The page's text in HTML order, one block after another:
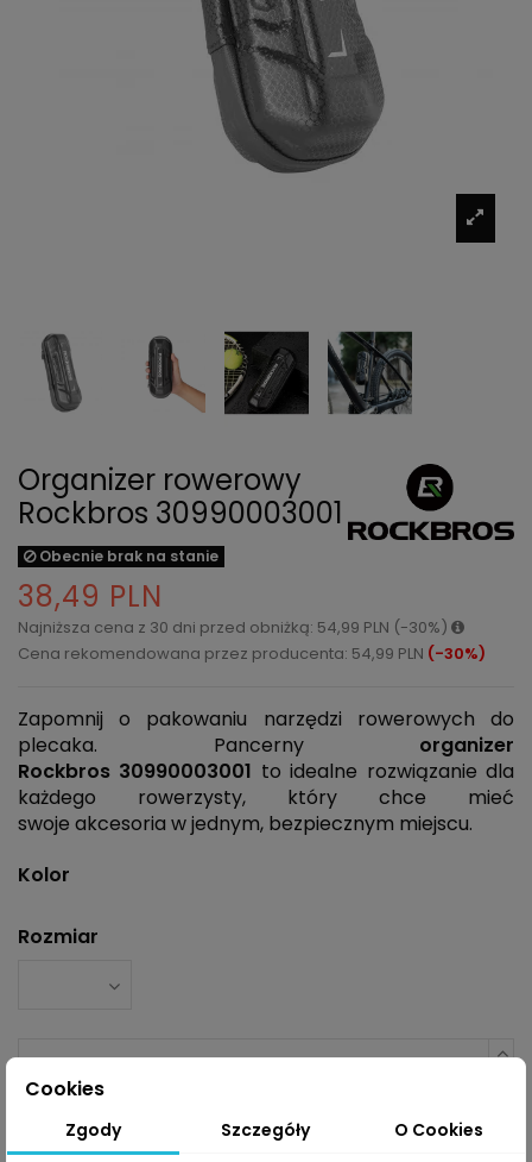
Organizer rowerowy
Rockbros 30990003001
Obecnie brak na stanie
38,49 PLN
Najniższa cena z 30 dni przed obniżką: 54,99 PLN (-30%)
Cena rekomendowana przez producenta: 54,99 PLN (-30%)
Zapomnij o pakowaniu narzędzi rowerowych do
plecaka. Pancerny organizer
Rockbros 30990003001 to idealne rozwiązanie dla
każdego rowerzysty, który chce mieć
swoje akcesoria w jednym, bezpiecznym miejscu.
Kolor
Rozmiar
Dodaj do koszyka
Cookies
Zgody Szczegóły O Cookies